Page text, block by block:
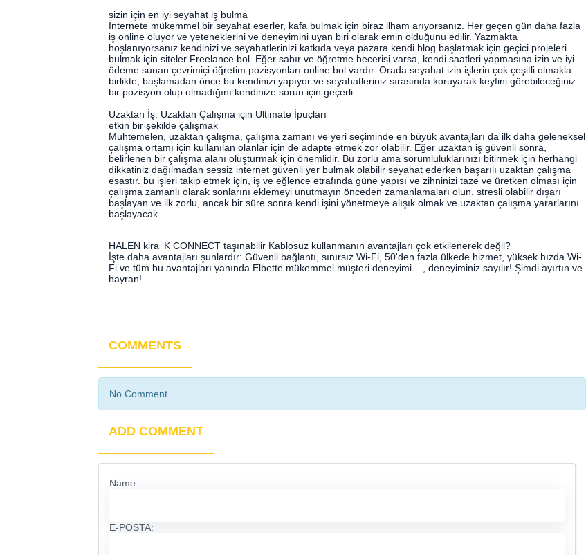
sizin için en iyi seyahat iş bulma
İnternete mükemmel bir seyahat eserler, kafa bulmak için biraz ilham arıyorsanız. Her geçen gün daha fazla
iş online oluyor ve yeteneklerini ve deneyimini uyan biri olarak emin olduğunu edilir. Yazmakta
hoşlanıyorsanız kendinizi ve seyahatlerinizi katkıda veya pazara kendi blog başlatmak için geçici projeleri
bulmak için siteler Freelance bol. Eğer sabır ve öğretme becerisi varsa, kendi saatleri yapmasına izin ve iyi
ödeme sunan çevrimiçi öğretim pozisyonları online bol vardır. Orada seyahat izin işlerin çok çeşitli olmakla
birlikte, başlamadan önce bu kendinizi yapıyor ve seyahatleriniz sırasında koruyarak keyfini görebileceğiniz
bir pozisyon olup olmadığını kendinize sorun için geçerli.
Uzaktan İş: Uzaktan Çalışma için Ultimate İpuçları
etkin bir şekilde çalışmak
Muhtemelen, uzaktan çalışma, çalışma zamanı ve yeri seçiminde en büyük avantajları da ilk daha geleneksel
çalışma ortamı için kullanılan olanlar için de adapte etmek zor olabilir. Eğer uzaktan iş güvenli sonra,
belirlenen bir çalışma alanı oluşturmak için önemlidir. Bu zorlu ama sorumluluklarınızı bitirmek için herhangi
dikkatiniz dağılmadan sessiz internet güvenli yer bulmak olabilir seyahat ederken başarılı uzaktan çalışma
esastır. bu işleri takip etmek için, iş ve eğlence etrafında güne yapısı ve zihninizi taze ve üretken olması için
çalışma zamanlı olarak sonlarını eklemeyi unutmayın önceden zamanlamaları olun. stresli olabilir dışarı
başlayan ve ilk zorlu, ancak bir süre sonra kendi işini yönetmeye alışık olmak ve uzaktan çalışma yararlarını
başlayacak
HALEN kira ‘K CONNECT taşınabilir Kablosuz kullanmanın avantajları çok etkilenerek değil?
İşte daha avantajları şunlardır: Güvenli bağlantı, sınırsız Wi-Fi, 50'den fazla ülkede hizmet, yüksek hızda Wi-
Fi ve tüm bu avantajları yanında Elbette mükemmel müşteri deneyimi ..., deneyiminiz sayılır! Şimdi ayırtın ve
hayran!
COMMENTS
No Comment
ADD COMMENT
Name:
E-POSTA: